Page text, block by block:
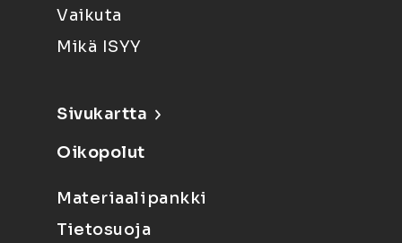
Vaikuta
Mikä ISYY
Sivukartta
Oikopolut
Materiaalipankki
Tietosuoja